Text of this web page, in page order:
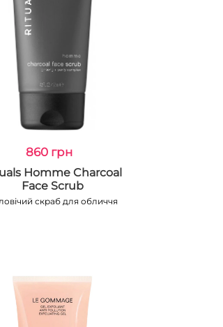
860 грн
Homme Charcoal
Face Scrub
скраб для обличчя